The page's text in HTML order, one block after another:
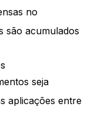
no
são acumulados
seja
aplicações entre